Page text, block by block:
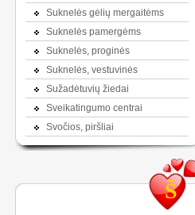
Suknelės gėlių mergaitėms
Suknelės pamergėms
Suknelės, proginės
Suknelės, vestuvinės
Sužadėtuvių žiedai
Sveikatingumo centrai
Svočios, piršliai
Š